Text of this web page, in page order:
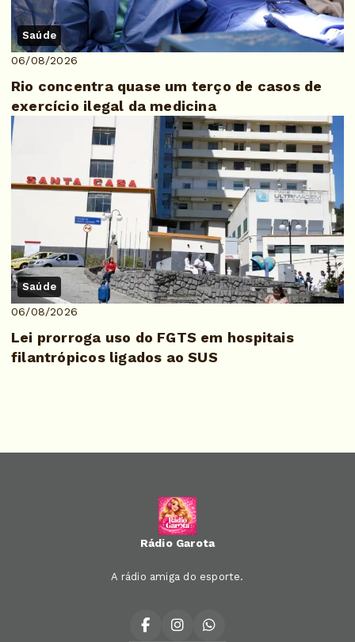
Saúde
06/08/2026
Rio concentra quase um terço de casos de
exercício ilegal da medicina
Saúde
06/08/2026
Lei prorroga uso do FGTS em hospitais
filantrópicos ligados ao SUS
Rádio Garota
A rádio amiga do esporte.